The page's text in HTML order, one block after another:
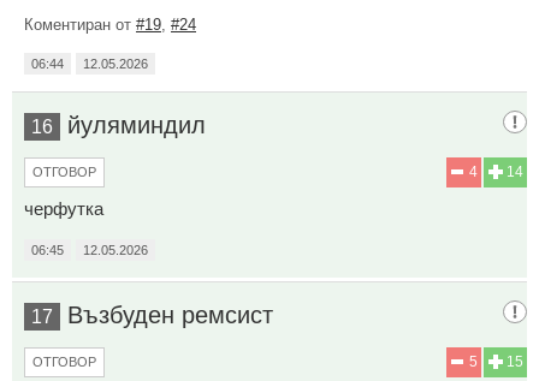
Коментиран от #19 #24
06:44 12.05.2026
16 йуляминдил
14
4
ОТГОВОР
черфутка
06:45 12.05.2026
17 Възбуден ремсист
15
5
ОТГОВОР